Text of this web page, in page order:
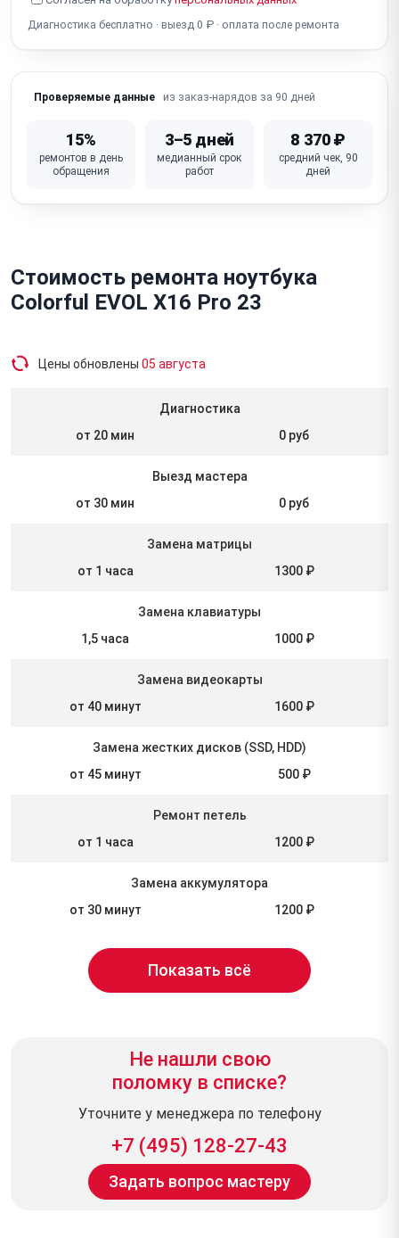
Разбит экран
Диагностика бесплатно · выезд 0 ₽ · оплата после ремонта
Проверяемые данные из заказ-нарядов за 90 дней
15%
ремонтов в день
обращения
3–5 дней
медианный срок
работ
8 370 ₽
средний чек, 90
дней
Стоимость ремонта ноутбука
Colorful EVOL X16 Pro 23
Цены обновлены 05 августа
Диагностика
от 20 мин
0 руб
Выезд мастера
от 30 мин
0 руб
Замена матрицы
от 1 часа
1300 ₽
Замена клавиатуры
1,5 часа
1000 ₽
Замена видеокарты
от 40 минут
1600 ₽
Замена жестких дисков (SSD, HDD)
от 45 минут
500 ₽
Ремонт петель
от 1 часа
1200 ₽
Замена аккумулятора
от 30 минут
1200 ₽
Показать всё
Не нашли свою
поломку в списке?
Уточните у менеджера по телефону
+7 (495) 128-27-43
Задать вопрос мастеру